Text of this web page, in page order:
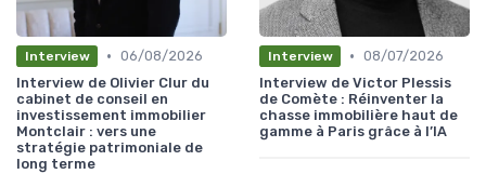
Interview • 06/08/2026
Interview de Olivier Clur du
cabinet de conseil en
investissement immobilier
Montclair : vers une
stratégie patrimoniale de
long terme
Interview • 08/07/2026
Interview de Victor Plessis
de Comète : Réinventer la
chasse immobilière haut de
gamme à Paris grâce à l’IA